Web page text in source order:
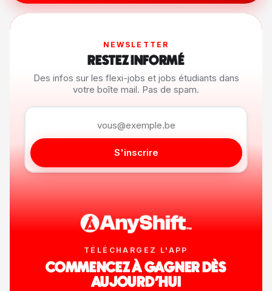
NEWSLETTER
RESTEZ INFORMÉ
Des infos sur les flexi-jobs et jobs étudiants dans
votre boîte mail. Pas de spam.
S'inscrire
TÉLÉCHARGEZ L'APP
COMMENCEZ À GAGNER DÈS
AUJOURD'HUI